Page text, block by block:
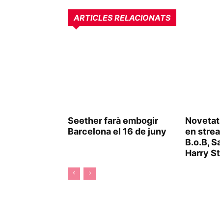
ARTICLES RELACIONATS
Seether farà embogir
Barcelona el 16 de juny
en
B.o.B,
Harry